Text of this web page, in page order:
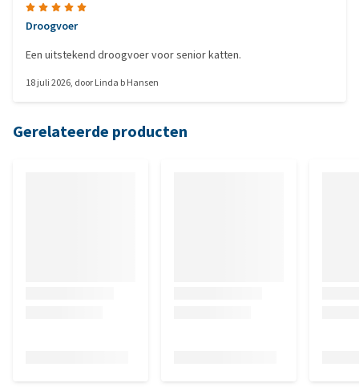
Droogvoer
Een uitstekend droogvoer voor senior katten.
18 juli 2026, doorLinda b Hansen
Gerelateerde producten